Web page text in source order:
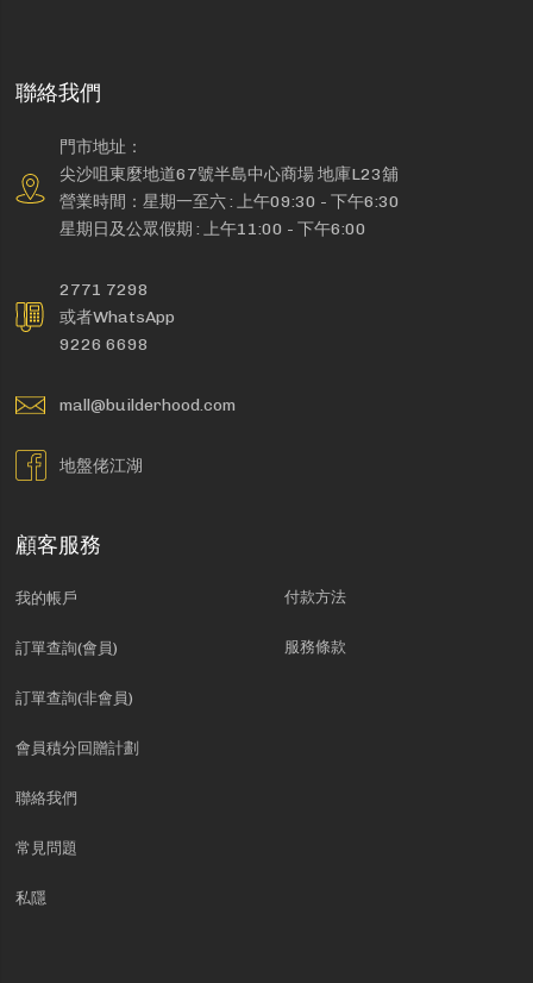
聯絡我們
門市地址：
尖沙咀東麼地道67號半島中心商場 地庫L23舖
營業時間：星期一至六 : 上午09:30 - 下午6:30
星期日及公眾假期 : 上午11:00 - 下午6:00
2771 7298
或者WhatsApp
9226 6698
mall@builderhood.com
地盤佬江湖
顧客服務
我的帳戶
訂單查詢(會員)
訂單查詢(非會員)
會員積分回贈計劃
聯絡我們
常見問題
私隱
付款方法
服務條款